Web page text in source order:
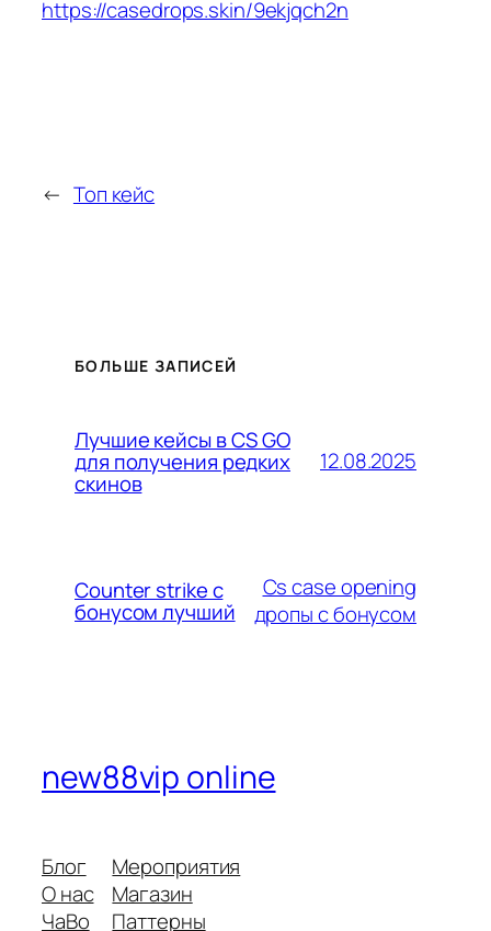
https://casedrops.skin/9ekjqch2n
← Топ кейс
БОЛЬШЕ ЗАПИСЕЙ
Лучшие кейсы в CS GO
для получения редких
скинов
12.08.2025
Counter strike с
бонусом лучший
Cs case opening
дропы с бонусом
new88vip online
Блог
О нас
ЧаВо
Мероприятия
Магазин
Паттерны